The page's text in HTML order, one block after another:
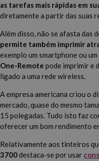
as tarefas mais rápidas em
diretamente a partir das suas
Além disso, não se afasta das
permite também imprimir
exemplo um smartphone ou
One-Remote pode imprimir e
ligado a uma rede wireless.
A empresa americana criou o
mercado, quase do mesmo
15 polegadas. Tudo isto faz
oferecer um bom rendimento
Relativamente aos tinteiros
3700destaca-se por usar